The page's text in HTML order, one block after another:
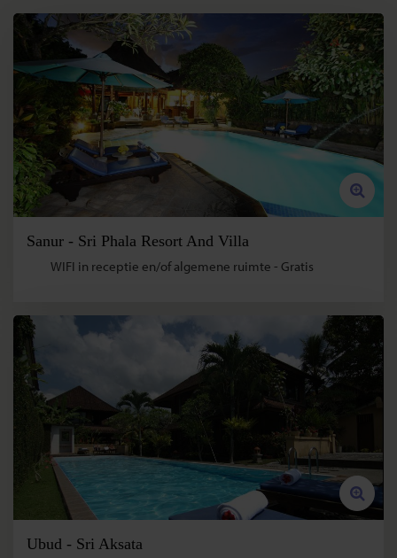
Sanur - Sri Phala Resort And Villa
WIFI in receptie en/of algemene ruimte - Gratis
Ubud - Sri Aksata